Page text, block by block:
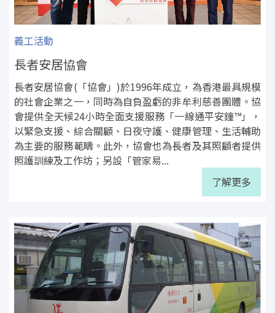
義工活動
長者安居協會
長者安居協會(「協會」)於1996年成立，為香港最具規模
的社會企業之一，同時為自負盈虧的非牟利慈善團體。協
會提供全天候24小時全面支援服務「一線通平安鐘™」，
以緊急支援、綜合關顧、日夜守護、健康管理、生活輔助
為主要的服務範疇。此外，協會也為長者及其照顧者提供
照護訓練及工作坊；另設「管家易...
了解更多